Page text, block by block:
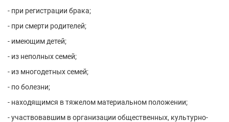
- при регистрации брака;
- при смерти родителей;
- имеющим детей;
- из неполных семей;
- из многодетных семей;
- по болезни;
- находящимся в тяжелом материальном положении;
- участвовавшим в организации общественных, культурно-